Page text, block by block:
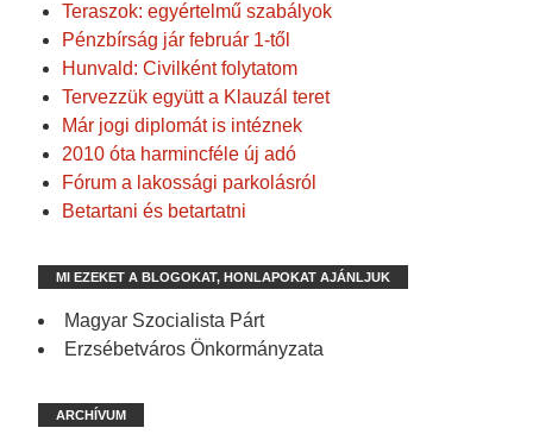
Teraszok: egyértelmű szabályok
Pénzbírság jár február 1-től
Hunvald: Civilként folytatom
Tervezzük együtt a Klauzál teret
Már jogi diplomát is intéznek
2010 óta harmincféle új adó
Fórum a lakossági parkolásról
Betartani és betartatni
MI EZEKET A BLOGOKAT, HONLAPOKAT AJÁNLJUK
Magyar Szocialista Párt
Erzsébetváros Önkormányzata
ARCHÍVUM